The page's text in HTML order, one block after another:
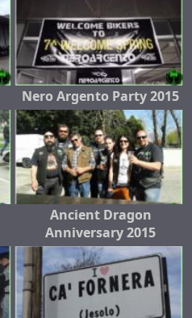
Nero Argento Party 2015
Ancient Dragon
Anniversary 2015